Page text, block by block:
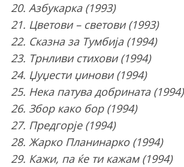
20. Азбукарка (1993)
21. Цветови – светови (1993)
22. Сказна за Тумбија (1994)
23. Трнливи стихови (1994)
24. Џуџести џинови (1994)
25. Нека патува добрината (1994)
26. Збор како бор (1994)
27. Предгорје (1994)
28. Жарко Планинарко (1994)
29. Кажи, па ќе ти кажам (1994)